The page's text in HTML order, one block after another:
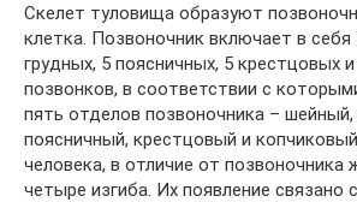
Скелет туловища образуют
клетка. Позвоночник включает в себя
грудных, 5 поясничных, 5 крестцовых
позвонков, в соответствии с
пять отделов позвоночника – шейный,
поясничный, крестцовый и
человека, в отличие от позвоночника
четыре изгиба. Их появление связано